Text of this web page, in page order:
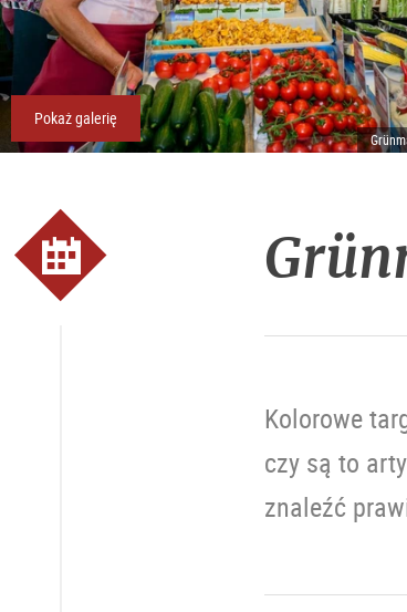
Pokaż galerię
Kolorowe
czy są to
znaleźć